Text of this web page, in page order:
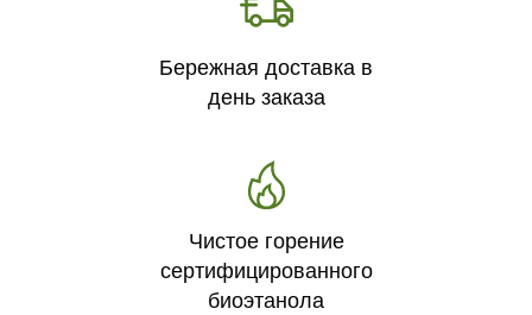
Бережная доставка в
день заказа
Чистое горение
сертифицированного
биоэтанола